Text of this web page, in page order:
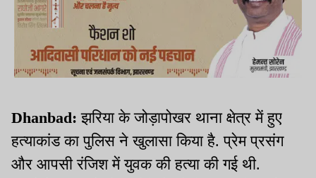
Dhanbad: झरिया के जोड़ापोखर थाना क्षेत्र में हुए
हत्याकांड का पुलिस ने खुलासा किया है. प्रेम प्रसंग
और आपसी रंजिश में युवक की हत्या की गई थी.